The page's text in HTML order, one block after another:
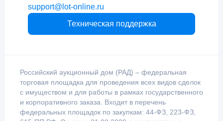
support@lot-online.ru
Техническая поддержка
Российский аукционный дом (РАД) – федеральная
торговая площадка для проведения всех видов сделок
с имуществом и для работы в рамках государственного
и корпоративного заказа. Входит в перечень
федеральных площадок по закупкам: 44-ФЗ, 223-ФЗ,